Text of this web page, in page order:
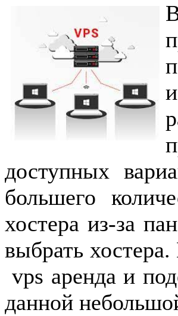
доступных
большего
хостера из-за
выбрать
vps аренда и
данной